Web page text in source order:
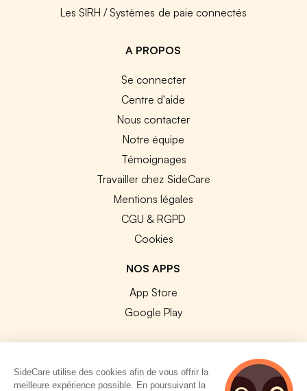
Les SIRH / Systèmes de paie connectés
A PROPOS
Se connecter
Centre d'aide
Nous contacter
Notre équipe
Témoignages
Travailler chez SideCare
Mentions légales
CGU & RGPD
Cookies
NOS APPS
App Store
Google Play
SideCare utilise des cookies afin de vous offrir la
meilleure expérience possible. En poursuivant la